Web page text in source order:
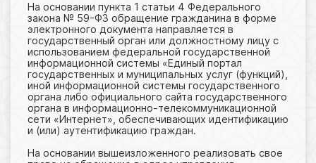
На основании пункта 1 статьи 4 Федерального
закона № 59-ФЗ обращение гражданина в форме
электронного документа направляется в
государственный орган или должностному лицу с
использованием федеральной государственной
информационной системы «Единый портал
государственных и муниципальных услуг (функций),
иной информационной системы государственного
органа либо официального сайта государственного
органа в информационно-телекоммуникационной
сети «Интернет», обеспечивающих идентификацию
и (или) аутентификацию граждан.
На основании вышеизложенного реализовать свое